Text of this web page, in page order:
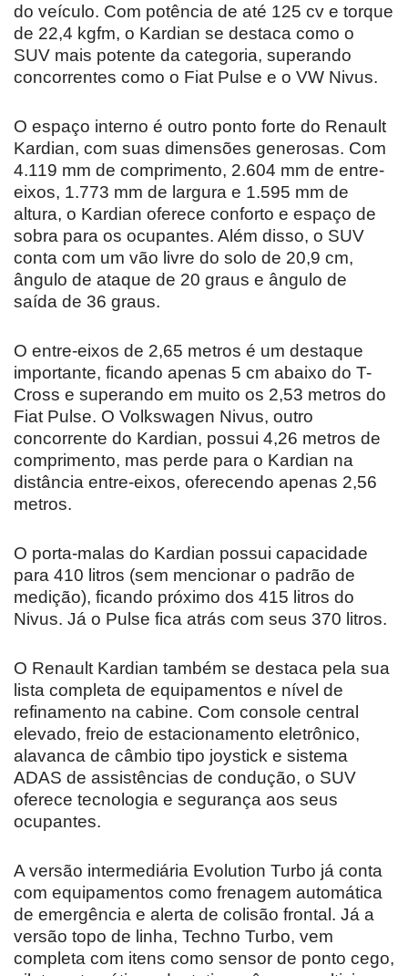
do veículo. Com potência de até 125 cv e torque
de 22,4 kgfm, o Kardian se destaca como o
SUV mais potente da categoria, superando
concorrentes como o Fiat Pulse e o VW Nivus.
O espaço interno é outro ponto forte do Renault
Kardian, com suas dimensões generosas. Com
4.119 mm de comprimento, 2.604 mm de entre-
eixos, 1.773 mm de largura e 1.595 mm de
altura, o Kardian oferece conforto e espaço de
sobra para os ocupantes. Além disso, o SUV
conta com um vão livre do solo de 20,9 cm,
ângulo de ataque de 20 graus e ângulo de
saída de 36 graus.
O entre-eixos de 2,65 metros é um destaque
importante, ficando apenas 5 cm abaixo do T-
Cross e superando em muito os 2,53 metros do
Fiat Pulse. O Volkswagen Nivus, outro
concorrente do Kardian, possui 4,26 metros de
comprimento, mas perde para o Kardian na
distância entre-eixos, oferecendo apenas 2,56
metros.
O porta-malas do Kardian possui capacidade
para 410 litros (sem mencionar o padrão de
medição), ficando próximo dos 415 litros do
Nivus. Já o Pulse fica atrás com seus 370 litros.
O Renault Kardian também se destaca pela sua
lista completa de equipamentos e nível de
refinamento na cabine. Com console central
elevado, freio de estacionamento eletrônico,
alavanca de câmbio tipo joystick e sistema
ADAS de assistências de condução, o SUV
oferece tecnologia e segurança aos seus
ocupantes.
A versão intermediária Evolution Turbo já conta
com equipamentos como frenagem automática
de emergência e alerta de colisão frontal. Já a
versão topo de linha, Techno Turbo, vem
completa com itens como sensor de ponto cego,